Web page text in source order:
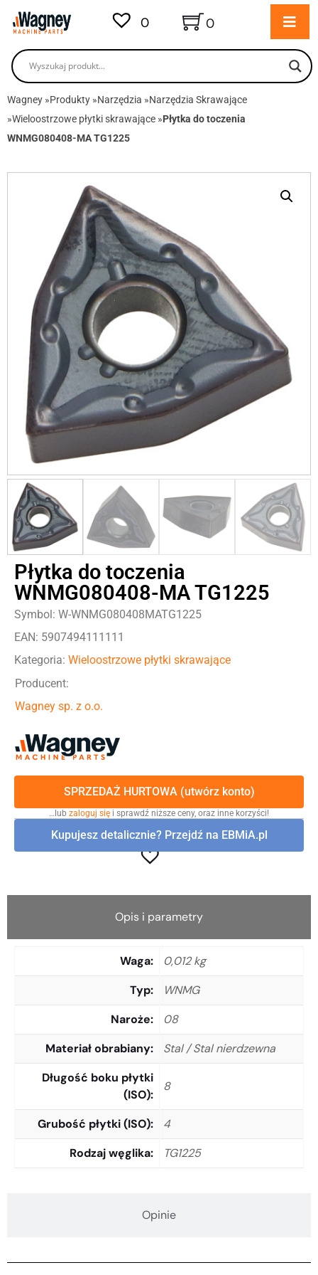
0 0
Wagney »Produkty »Narzędzia »Narzędzia Skrawające
»Wieloostrzowe płytki skrawające »Płytka do toczenia
WNMG080408-MA TG1225
Płytka do toczenia
WNMG080408-MA TG1225
Symbol: W-WNMG080408MATG1225
EAN: 5907494111111
Kategoria: Wieloostrzowe płytki skrawające
Producent:
Wagney sp. z o.o.
SPRZEDAŻ HURTOWA (utwórz konto)
…lub zaloguj się i sprawdź niższe ceny, oraz inne korzyści!
Kupujesz detalicznie? Przejdź na EBMiA.pl
Opis i parametry
Opinie
Waga
0,012 kg
Typ
WNMG
Naroże
08
Materiał obrabiany
Stal / Stal nierdzewna
Długość boku płytki
(ISO)
8
Grubość płytki (ISO)
4
Rodzaj węglika
TG1225